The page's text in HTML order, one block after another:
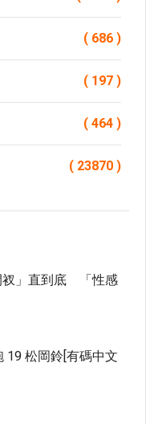
( 686 )
( 197 )
( 464 )
( 23870 )
衩」直到底 「性感
19 松岡鈴[有碼中文